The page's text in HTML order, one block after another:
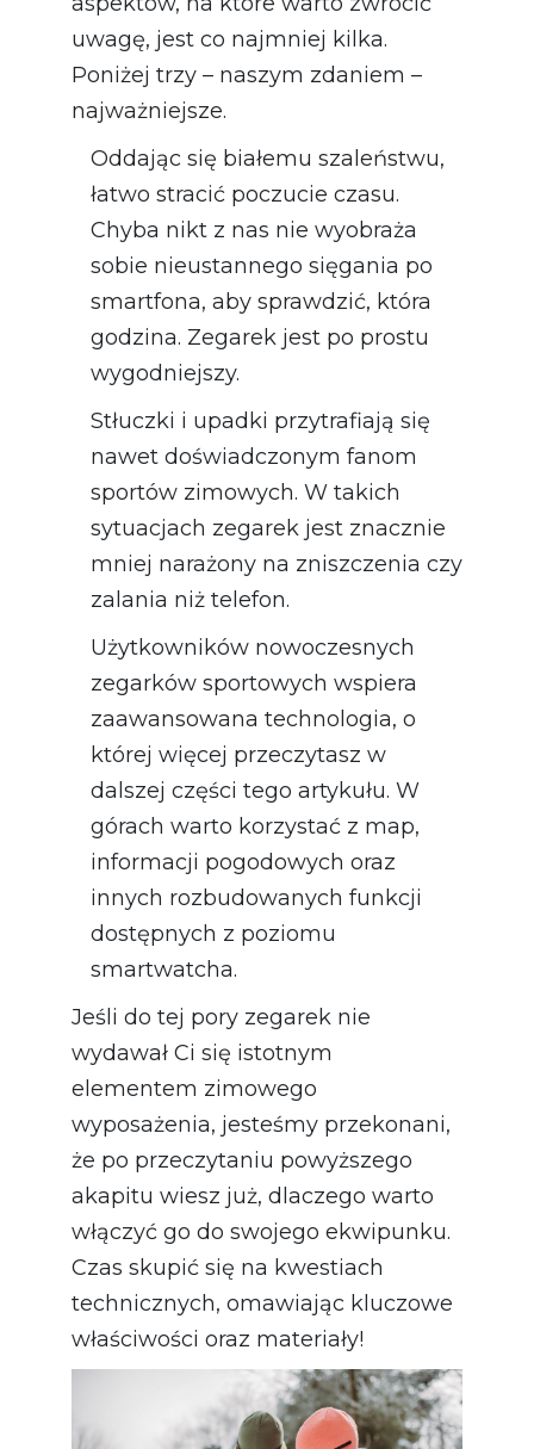
uwagę, jest co najmniej kilka.
Poniżej trzy – naszym zdaniem –
najważniejsze.
Oddając się białemu szaleństwu,
łatwo stracić poczucie czasu.
Chyba nikt z nas nie wyobraża
sobie nieustannego sięgania po
smartfona, aby sprawdzić, która
godzina. Zegarek jest po prostu
wygodniejszy.
Stłuczki i upadki przytrafiają się
nawet doświadczonym fanom
sportów zimowych. W takich
sytuacjach zegarek jest znacznie
mniej narażony na zniszczenia czy
zalania niż telefon.
Użytkowników nowoczesnych
zegarków sportowych wspiera
zaawansowana technologia, o
której więcej przeczytasz w
dalszej części tego artykułu. W
górach warto korzystać z map,
informacji pogodowych oraz
innych rozbudowanych funkcji
dostępnych z poziomu
smartwatcha.
Jeśli do tej pory zegarek nie
wydawał Ci się istotnym
elementem zimowego
wyposażenia, jesteśmy przekonani,
że po przeczytaniu powyższego
akapitu wiesz już, dlaczego warto
włączyć go do swojego ekwipunku.
Czas skupić się na kwestiach
technicznych, omawiając kluczowe
właściwości oraz materiały!